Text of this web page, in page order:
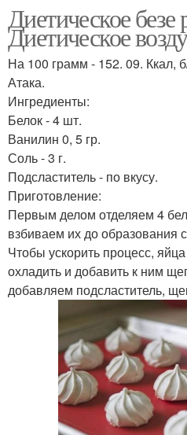
Диетическое безе
Диетическое
На 100 грамм - 152. 09. Ккал,
Атака.
Ингредиенты:
Белок - 4 шт.
Ванилин 0, 5 гр.
Соль - 3 г.
Подсластитель - по вкусу.
Приготовление:
Первым делом отделяем 4
взбиваем их до образования
Чтобы ускорить процесс,
охладить и добавить к ним
добавляем подсластитель,